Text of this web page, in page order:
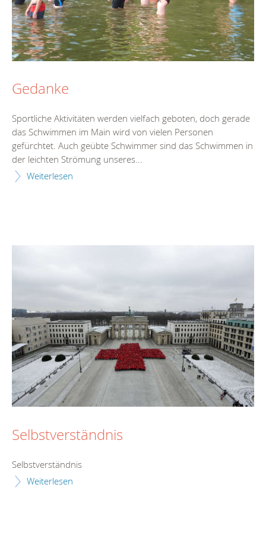
Gedanke
Sportliche Aktivitäten werden vielfach geboten, doch gerade
das Schwimmen im Main wird von vielen Personen
gefürchtet. Auch geübte Schwimmer sind das Schwimmen in
der leichten Strömung unseres...
Weiterlesen
Selbstverständnis
Selbstverständnis
Weiterlesen